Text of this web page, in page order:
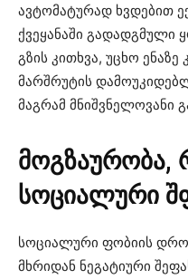
ავტომატურად ხვდებით
ქვეყანაში გადადგმული
გზის კითხვა, უცხო
მარშრუტის
მაგრამ მნიშვნელოვანი
მოგზაურობა,
სოციალური
სოციალური ფობიის
მხრიდან ნეგატიური